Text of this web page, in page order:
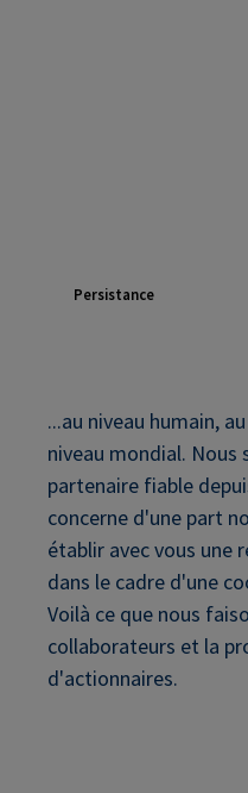
Persistance
...au niveau humain,
niveau mondial.
partenaire fiable
concerne d'une part
établir avec vous une
dans le cadre d'une
Voilà ce que nous
collaborateurs et la
d'actionnaires.